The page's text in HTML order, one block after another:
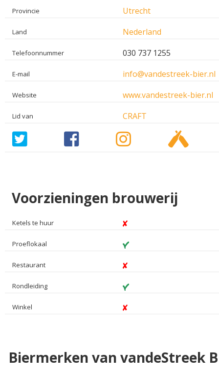
Provincie Utrecht
Land Nederland
Telefoonnummer 030 737 1255
E-mail info@vandestreek-bier.nl
Website www.vandestreek-bier.nl
Lid van CRAFT
Voorzieningen brouwerij
Ketels te huur
Proeflokaal
Restaurant
Rondleiding
Winkel
Biermerken van vandeStreek